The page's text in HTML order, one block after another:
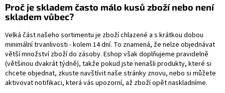
Proč je skladem často málo kusů zboží nebo není
skladem vůbec?
Velká část našeho sortimentu je zboží chlazené a s krátkou dobou
minimální trvanlivosti - kolem 14 dní. To znamená, že nelze objednávat
větší množství zboží do zásoby. Eshop však doplňujeme pravidelně
(většinou dvakrát týdně), takže pokud jste nenašli produkty, které si
chcete objednat, zkuste navštívit naše stránky znovu, nebo si můžete
aktivovat notifikaci, která vás upozorní, až zboží opět naskladníme.